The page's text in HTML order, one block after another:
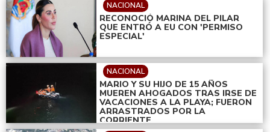
NACIONAL
RECONOCIÓ MARINA DEL PILAR
QUE ENTRÓ A EU CON 'PERMISO
ESPECIAL'
NACIONAL
MARIO Y SU HIJO DE 15 AÑOS
MUEREN AHOGADOS TRAS IRSE DE
VACACIONES A LA PLAYA; FUERON
ARRASTRADOS POR LA
CORRIENTE